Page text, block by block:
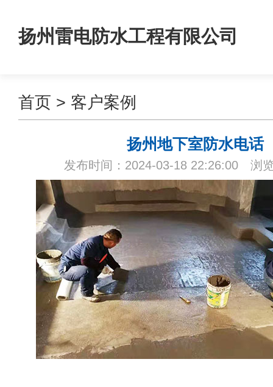
扬州雷电防水工程有限公司
首页 > 客户案例
扬州地下室防水电话
发布时间：2024-03-18 22:26:00 浏